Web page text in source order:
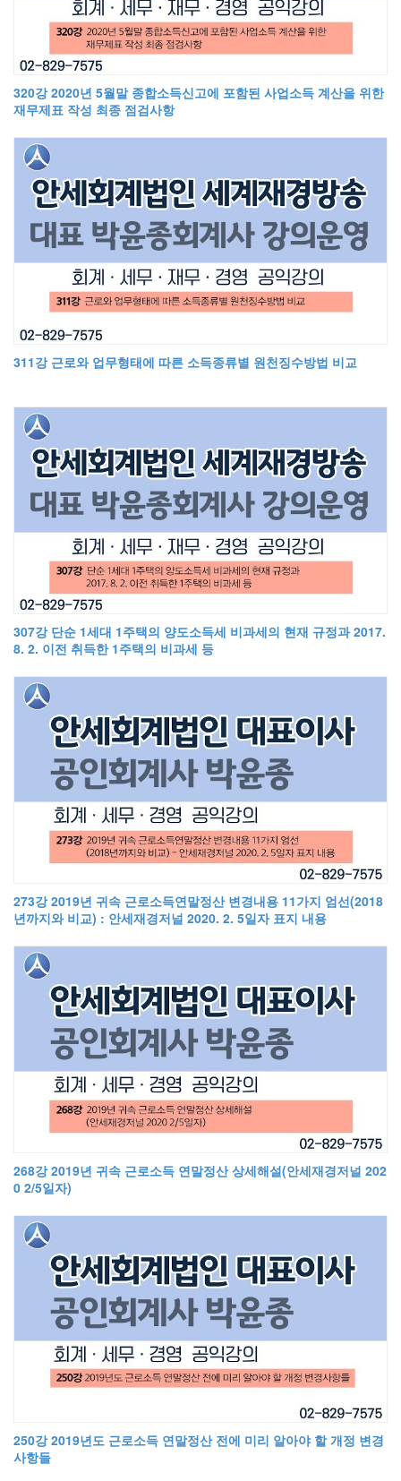
320강 2020년 5월말 종합소득신고에 포함된 사업소득 계산을 위한
재무제표 작성 최종 점검사항
311강 근로와 업무형태에 따른 소득종류별 원천징수방법 비교
307강 단순 1세대 1주택의 양도소득세 비과세의 현재 규정과 2017.
8. 2. 이전 취득한 1주택의 비과세 등
273강 2019년 귀속 근로소득연말정산 변경내용 11가지 엄선(2018
년까지와 비교) : 안세재경저널 2020. 2. 5일자 표지 내용
268강 2019년 귀속 근로소득 연말정산 상세해설(안세재경저널 202
0 2/5일자)
250강 2019년도 근로소득 연말정산 전에 미리 알아야 할 개정 변경
사항들